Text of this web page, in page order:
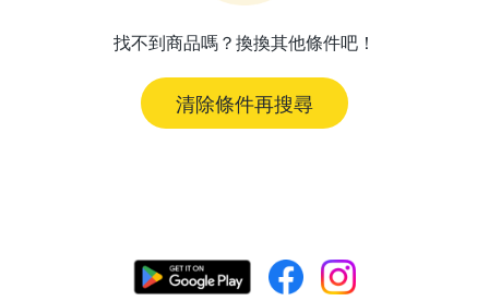
找不到商品嗎？換換其他條件吧！
清除條件再搜尋